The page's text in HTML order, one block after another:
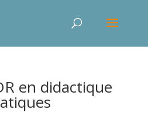
en didactique